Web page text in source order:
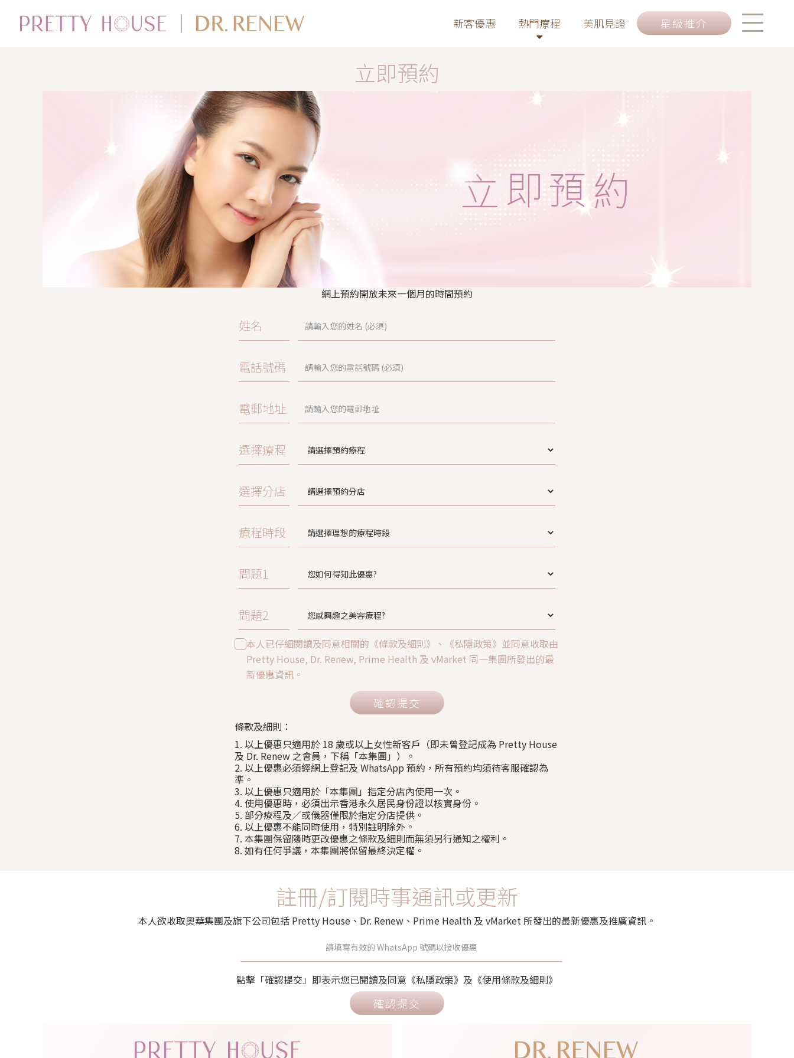
新客優惠 熱門療程 美肌見證 星級推介
立即預約
網上預約開放未來一個月的時間預約
姓名
電話號碼
電郵地址
選擇療程
選擇分店
療程時段
問題1
問題2
本人已仔細閱讀及同意相關的《條款及細則》、《私隱政策》並同意收取由
Pretty House, Dr. Renew, Prime Health 及 vMarket 同一集團所發出的最
新優惠資訊。
確認提交
條款及細則：
1. 以上優惠只適用於 18 歲或以上女性新客戶（即未曾登記成為 Pretty House
及 Dr. Renew 之會員，下稱「本集團」）。
2. 以上優惠必須經網上登記及 WhatsApp 預約，所有預約均須待客服確認為
準。
3. 以上優惠只適用於「本集團」指定分店內使用一次。
4. 使用優惠時，必須出示香港永久居民身份證以核實身份。
5. 部分療程及／或儀器僅限於指定分店提供。
6. 以上優惠不能同時使用，特別註明除外。
7. 本集團保留隨時更改優惠之條款及細則而無須另行通知之權利。
8. 如有任何爭議，本集團將保留最終決定權。
註冊/訂閱時事通訊或更新
本人欲收取奧華集團及旗下公司包括 Pretty House、Dr. Renew、Prime Health 及 vMarket 所發出的最新優惠及推廣資訊。
點擊「確認提交」即表示您已閱讀及同意《私隱政策》及《使用條款及細則》
確認提交